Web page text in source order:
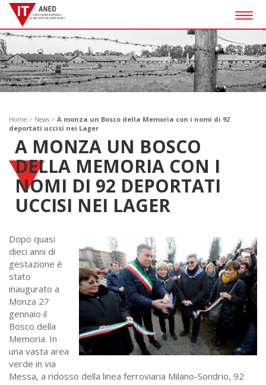
Home > News > A monza un Bosco della Memoria con i nomi di 92
deportati uccisi nei Lager
A MONZA UN BOSCO
DELLA MEMORIA CON I
NOMI DI 92 DEPORTATI
UCCISI NEI LAGER
Dopo quasi
dieci anni di
gestazione è
stato
inaugurato a
Monza 27
gennaio il
Bosco della
Memoria. In
una vasta area
verde in via
Messa, a ridosso della linea ferroviaria Milano-Sondrio, 92